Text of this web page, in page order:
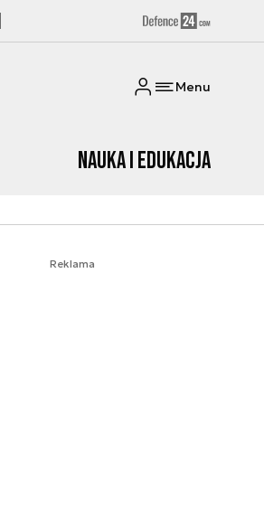
Menu
Nauka i edukacja
Reklama